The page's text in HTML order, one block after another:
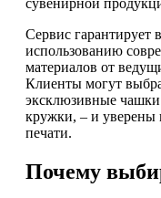
сувенирной
Сервис гарантирует
использованию
материалов от
Клиенты могут
эксклюзивные чашки
кружки, – и уверены
печати.
Почему